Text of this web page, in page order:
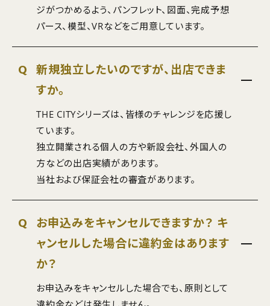
ジがつかめるよう、パンフレット、図面、完成予想
パース、模型、VRなどをご用意しています。
Q 新規独立したいのですが、出店できま
すか。
THE CITYシリーズは、皆様のチャレンジを応援し
ています。
独立開業される個人の方や新設会社、外国人の
方などの出店実績があります。
当社および保証会社の審査があります。
Q
お申込みをキャンセルできますか？ キ
ャンセルした場合に違約金はあります
か？
お申込みをキャンセルした場合でも、原則として